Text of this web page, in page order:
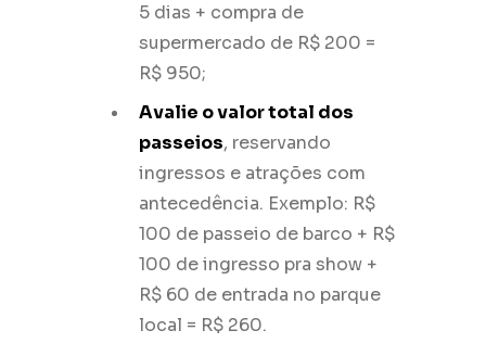
5 dias + compra de
supermercado de R$ 200 =
R$ 950;
Avalie o valor total dos
passeios, reservando
ingressos e atrações com
antecedência. Exemplo: R$
100 de passeio de barco + R$
100 de ingresso pra show +
R$ 60 de entrada no parque
local = R$ 260.